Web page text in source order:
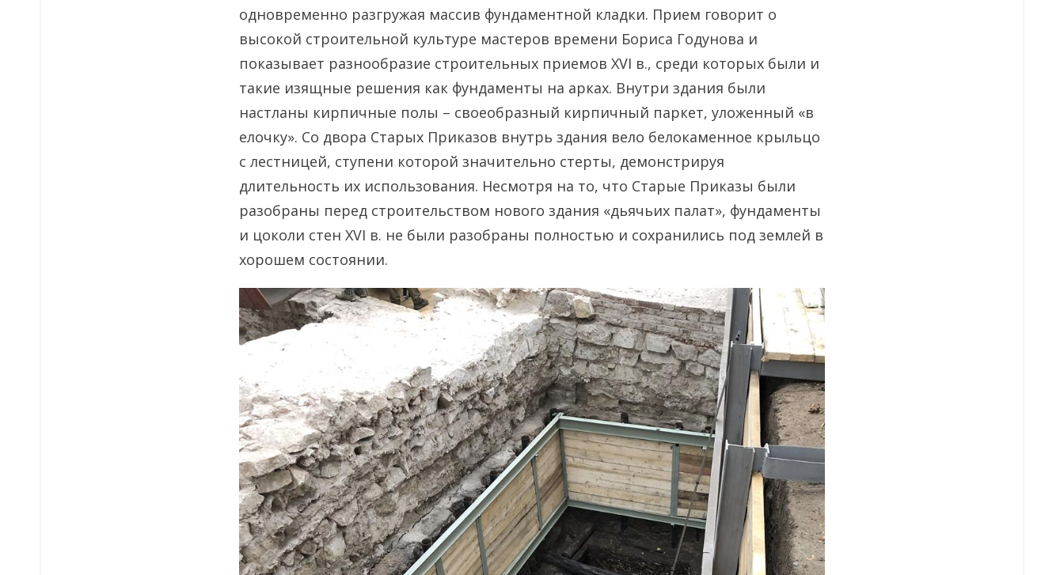
одновременно разгружая массив фундаментной кладки. Прием говорит о
высокой строительной культуре мастеров времени Бориса Годунова и
показывает разнообразие строительных приемов XVI в., среди которых были и
такие изящные решения как фундаменты на арках. Внутри здания были
настланы кирпичные полы – своеобразный кирпичный паркет, уложенный «в
елочку». Со двора Старых Приказов внутрь здания вело белокаменное крыльцо
с лестницей, ступени которой значительно стерты, демонстрируя
длительность их использования. Несмотря на то, что Старые Приказы были
разобраны перед строительством нового здания «дьячьих палат», фундаменты
и цоколи стен XVI в. не были разобраны полностью и сохранились под землей в
хорошем состоянии.